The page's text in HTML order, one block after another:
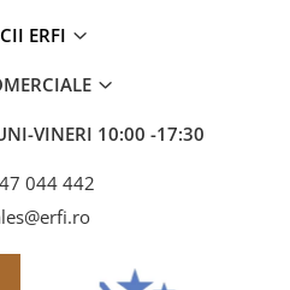
ERFI
VINERI 10:00 -17:30
044 442